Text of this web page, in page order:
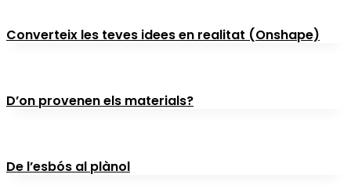
Converteix les teves idees en realitat (Onshape)
D’on provenen els materials?
De l’esbós al plànol